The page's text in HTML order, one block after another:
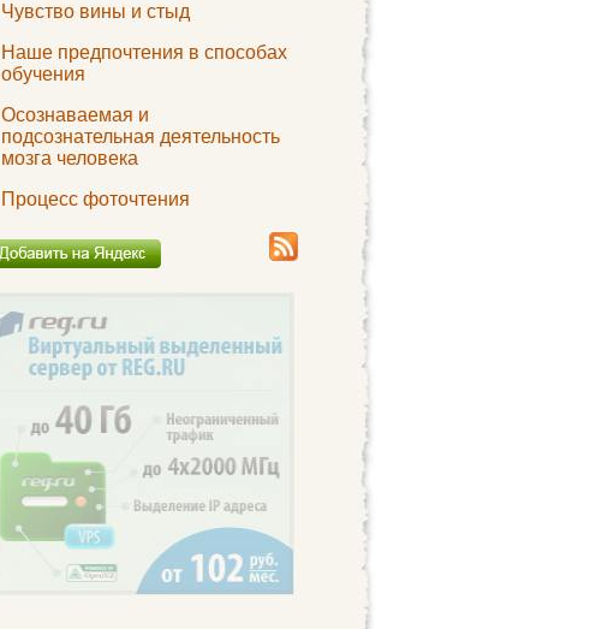
Чувство вины и стыд
Наше предпочтения в способах
обучения
Осознаваемая и
подсознательная деятельность
мозга человека
Процесс фоточтения